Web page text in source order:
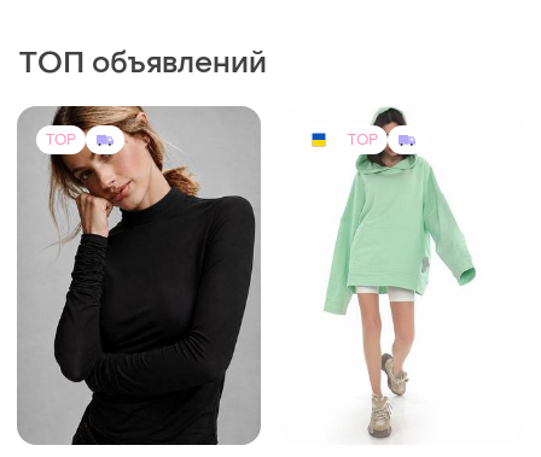
ТОП объявлений
TOP TOP